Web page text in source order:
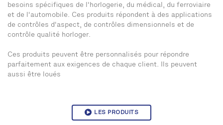
besoins spécifiques de l'horlogerie, du médical, du ferroviaire
et de l'automobile. Ces produits répondent à des applications
de contrôles d'aspect, de contrôles dimensionnels et de
contrôle qualité horloger.
Ces produits peuvent être personnalisés pour répondre
parfaitement aux exigences de chaque client. Ils peuvent
aussi être loués
LES PRODUITS